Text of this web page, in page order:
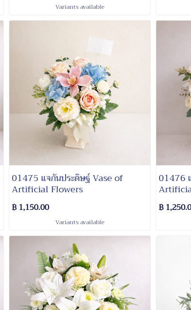
Variants available
01475 แจกันประดิษฐ์ Vase of
Artificial Flowers
฿ 1,150.00
Variants available
01476
฿